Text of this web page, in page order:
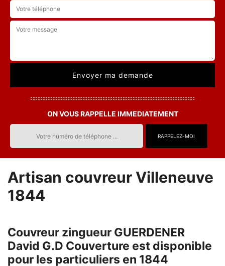
ON VOUS RAPPELLE IMMEDIATEMENT
Artisan couvreur Villeneuve
1844
Couvreur zingueur GUERDENER
David G.D Couverture est disponible
pour les particuliers en 1844